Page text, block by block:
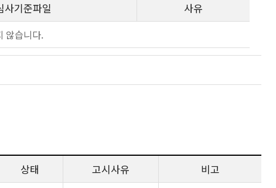
사기준파일 사유
않습니다.
상태 고시사유 비고